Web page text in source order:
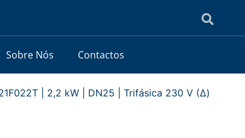
Sobre Nós Contactos
| 2,2 kW | DN25 | Trifásica 230 V (Δ)